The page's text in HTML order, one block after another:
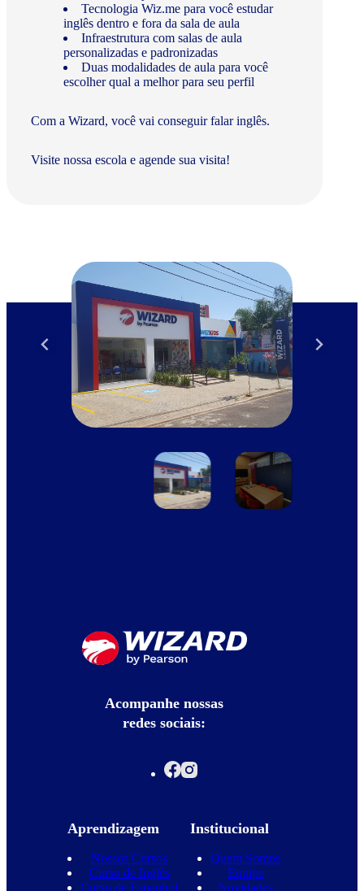
Tecnologia Wiz.me para você estudar
inglês dentro e fora da sala de aula
Infraestrutura com salas de aula
personalizadas e padronizadas
Duas modalidades de aula para você
escolher qual a melhor para seu perfil
Com a Wizard, você vai conseguir falar inglês.
Visite nossa escola e agende sua visita!
Acompanhe nossas
redes sociais:
Aprendizagem
Nossos Cursos
Curso de Inglês
Curso de Espanhol
Institucional
Quem Somos
Equipe
Novidades